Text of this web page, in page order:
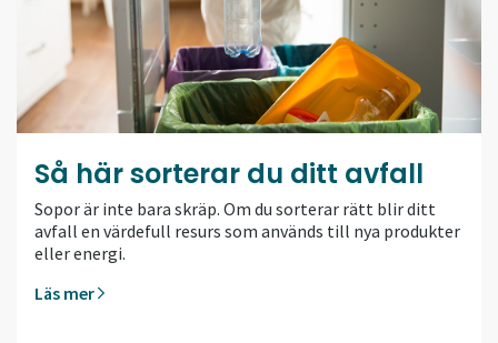
Så här sorterar du ditt avfall
Sopor är inte bara skräp. Om du sorterar rätt blir ditt
avfall en värdefull resurs som används till nya produkter
eller energi.
Läs mer